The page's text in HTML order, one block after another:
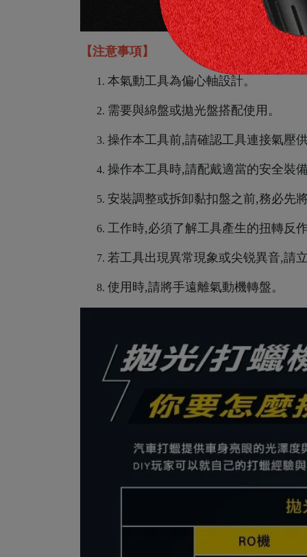
【注意事項】
本氣動工具為偏心軸設計。
需要與綿盤或拋光盤搭配使用。
操作本工具前,請確認工具連接氣壓
操作本工具時,請配戴適當的安全裝
安裝調整或拆卸黏扣盤之前,務必先
工作時,必須了解工具產生的扭轉反
若工具出現異常現象或尖锐異音,請
使用時,請將手遠離氣動機轉盤。